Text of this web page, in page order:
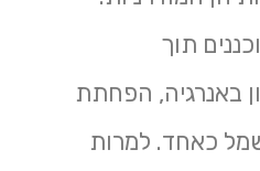
תוך
באנרגיה, הפחתת
כאחד. למרות